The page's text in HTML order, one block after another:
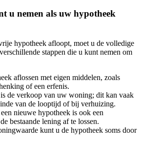
u nemen als uw hypotheek
hypotheek afloopt, moet u de volledige
stappen die u kunt nemen om
aflossen met eigen middelen, zoals
of een erfenis.
de verkoop van uw woning; dit kan vaak
van de looptijd of bij verhuizing.
nieuwe hypotheek is ook een
bestaande lening af te lossen.
kunt u de hypotheek soms door